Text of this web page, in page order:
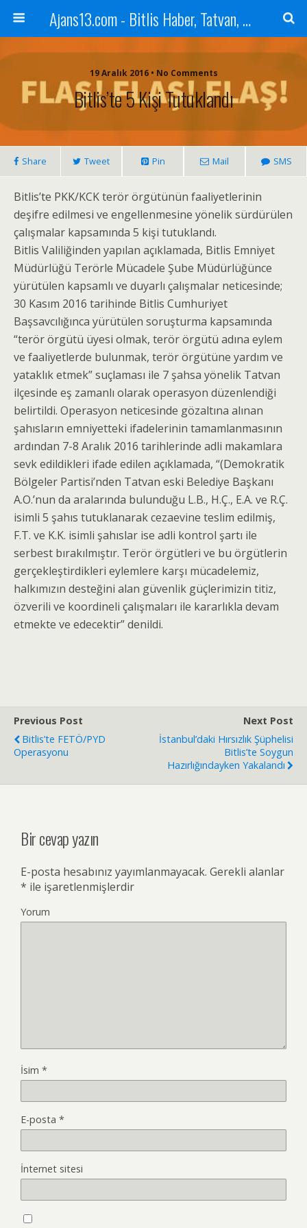
Ajans13.com - Bitlis Haber, Tatvan, Ahlat, Adilcevaz, Mutki, Hizan, Güroymak, Gazete, Ajans, 13, Haber
19 Aralık 2016 • No Comments
Bitlis’te 5 Kişi Tutuklandı
Share Tweet Pin Mail SMS
Bitlis’te PKK/KCK terör örgütünün faaliyetlerinin
deşifre edilmesi ve engellenmesine yönelik sürdürülen
çalışmalar kapsamında 5 kişi tutuklandı.
Bitlis Valiliğinden yapılan açıklamada, Bitlis Emniyet
Müdürlüğü Terörle Mücadele Şube Müdürlüğünce
yürütülen kapsamlı ve duyarlı çalışmalar neticesinde;
30 Kasım 2016 tarihinde Bitlis Cumhuriyet
Başsavcılığınca yürütülen soruşturma kapsamında
“terör örgütü üyesi olmak, terör örgütü adına eylem
ve faaliyetlerde bulunmak, terör örgütüne yardım ve
yataklık etmek” suçlaması ile 7 şahsa yönelik Tatvan
ilçesinde eş zamanlı olarak operasyon düzenlendiği
belirtildi. Operasyon neticesinde gözaltına alınan
şahısların emniyetteki ifadelerinin tamamlanmasının
ardından 7-8 Aralık 2016 tarihlerinde adli makamlara
sevk edildikleri ifade edilen açıklamada, “(Demokratik
Bölgeler Partisi’nden Tatvan eski Belediye Başkanı
A.O.’nun da aralarında bulunduğu L.B., H.Ç., E.A. ve R.Ç.
isimli 5 şahıs tutuklanarak cezaevine teslim edilmiş,
F.T. ve K.K. isimli şahıslar ise adli kontrol şartı ile
serbest bırakılmıştır. Terör örgütleri ve bu örgütlerin
gerçekleştirdikleri eylemlere karşı mücadelemiz,
halkımızın desteğini alan güvenlik güçlerimizin titiz,
özverili ve koordineli çalışmaları ile kararlıkla devam
etmekte ve edecektir” denildi.
Previous Post
Bitlis’te FETÖ/PYD
Operasyonu
Next Post
İstanbul’daki Hırsızlık Şüphelisi
Bitlis’te Soygun
Hazırlığındayken Yakalandı
Bir cevap yazın
E-posta hesabınız yayımlanmayacak. Gerekli alanlar
* ile işaretlenmişlerdir
Yorum
İsim *
E-posta *
İnternet sitesi